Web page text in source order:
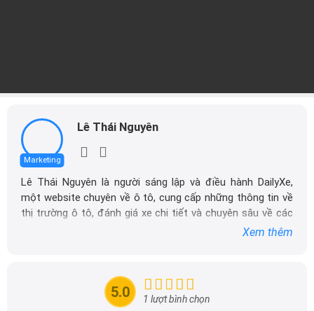
Marketing
Lê Thái Nguyên
Lê Thái Nguyên là người sáng lập và điều hành DailyXe,
một website chuyên về ô tô, cung cấp những thông tin về
thị trường ô tô, đánh giá xe chi tiết và chuyên sâu về các
đầu cho những người yêu thích ô tô tại Việt Nam. Hãy
theo dõi tôi để cập nhật thông tin về thị trường ô tô
Xem thêm
5.0 1 lượt bình chọn